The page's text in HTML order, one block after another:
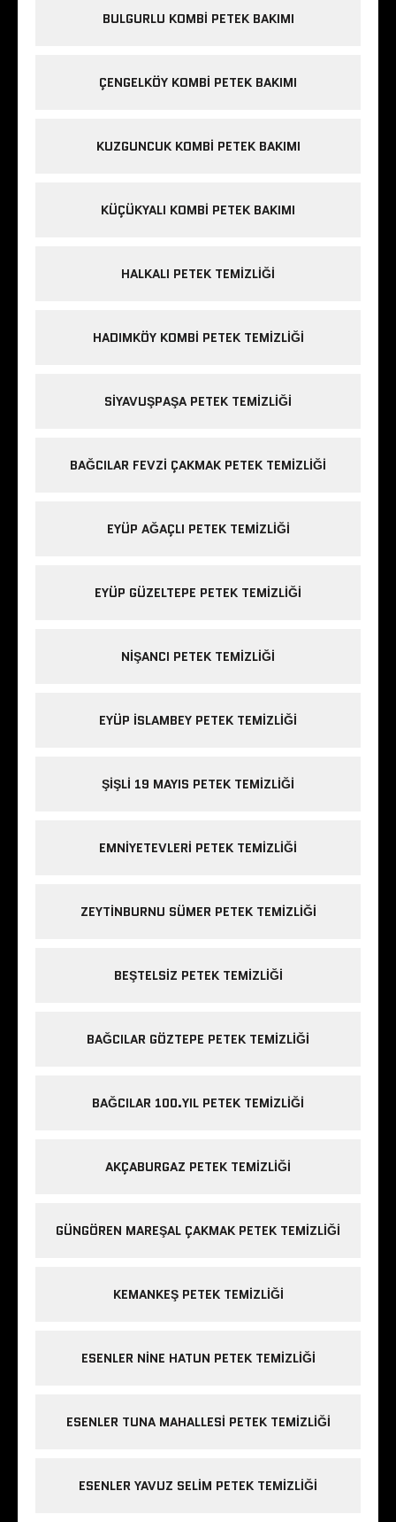
BULGURLU KOMBI PETEK BAKIMI
ÇENGELKÖY KOMBI PETEK BAKIMI
KUZGUNCUK KOMBI PETEK BAKIMI
KÜÇÜKYALI KOMBI PETEK BAKIMI
HALKALI PETEK TEMIZLIĞI
HADIMKÖY KOMBI PETEK TEMIZLIĞI
SIYAVUŞPAŞA PETEK TEMIZLIĞI
BAĞCILAR FEVZI ÇAKMAK PETEK TEMIZLIĞI
EYÜP AĞAÇLI PETEK TEMIZLIĞI
EYÜP GÜZELTEPE PETEK TEMIZLIĞI
NIŞANCI PETEK TEMIZLIĞI
EYÜP ISLAMBEY PETEK TEMIZLIĞI
ŞIŞLI 19 MAYIS PETEK TEMIZLIĞI
EMNIYETEVLERI PETEK TEMIZLIĞI
ZEYTINBURNU SÜMER PETEK TEMIZLIĞI
BEŞTELSIZ PETEK TEMIZLIĞI
BAĞCILAR GÖZTEPE PETEK TEMIZLIĞI
BAĞCILAR 100.YIL PETEK TEMIZLIĞI
AKÇABURGAZ PETEK TEMIZLIĞI
GÜNGÖREN MAREŞAL ÇAKMAK PETEK TEMIZLIĞI
KEMANKEŞ PETEK TEMIZLIĞI
ESENLER NINE HATUN PETEK TEMIZLIĞI
ESENLER TUNA MAHALLESI PETEK TEMIZLIĞI
ESENLER YAVUZ SELIM PETEK TEMIZLIĞI